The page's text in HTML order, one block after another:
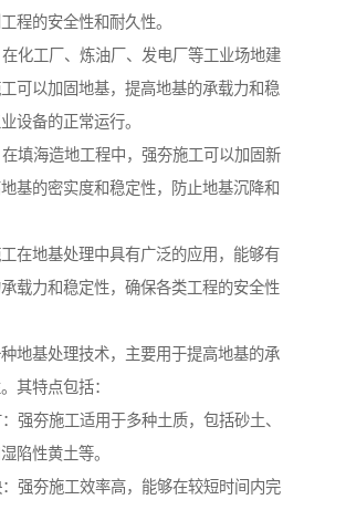
程的安全性和耐久性。
化工厂、炼油厂、发电厂等工业场地建
可以加固地基，提高地基的承载力和稳
设备的正常运行。
填海造地工程中，强夯施工可以加固新
基的密实度和稳定性，防止地基沉降和
在地基处理中具有广泛的应用，能够有
载力和稳定性，确保各类工程的安全性
地基处理技术，主要用于提高地基的承
其特点包括：
强夯施工适用于多种土质，包括砂土、
陷性黄土等。
强夯施工效率高，能够在较短时间内完